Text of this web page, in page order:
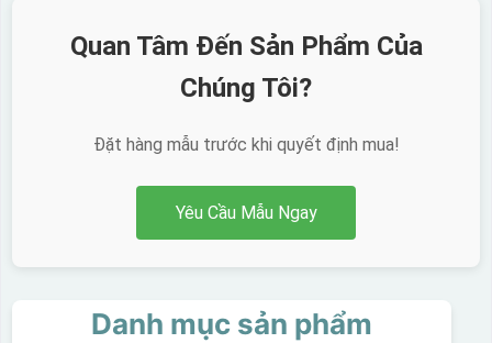
Quan Tâm Đến Sản Phẩm Của
Chúng Tôi?
Đặt hàng mẫu trước khi quyết định mua!
Yêu Cầu Mẫu Ngay
Danh mục sản phẩm